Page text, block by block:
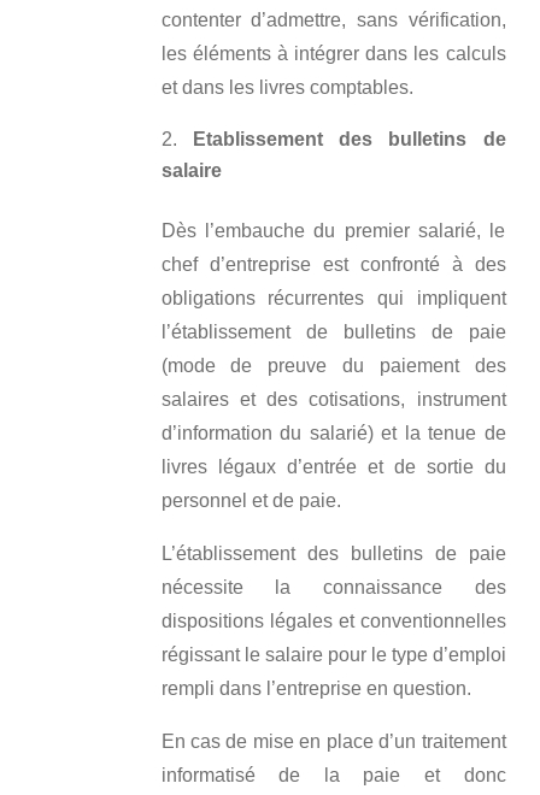
contenter d’admettre, sans vérification,
les éléments à intégrer dans les calculs
et dans les livres comptables.
Etablissement des bulletins de
salaire
Dès l’embauche du premier salarié, le
chef d’entreprise est confronté à des
obligations récurrentes qui impliquent
l’établissement de bulletins de paie
(mode de preuve du paiement des
salaires et des cotisations, instrument
d’information du salarié) et la tenue de
livres légaux d’entrée et de sortie du
personnel et de paie.
L’établissement des bulletins de paie
nécessite la connaissance des
dispositions légales et conventionnelles
régissant le salaire pour le type d’emploi
rempli dans l’entreprise en question.
En cas de mise en place d’un traitement
informatisé de la paie et donc